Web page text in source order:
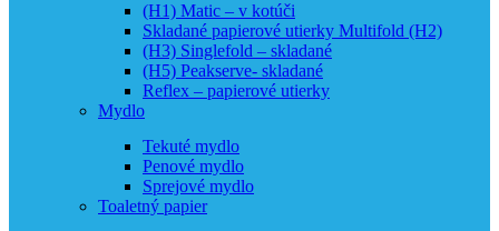
(H1) Matic – v kotúči
Skladané papierové utierky Multifold (H2)
(H3) Singlefold – skladané
(H5) Peakserve- skladané
Reflex – papierové utierky
Mydlo
Tekuté mydlo
Penové mydlo
Sprejové mydlo
Toaletný papier